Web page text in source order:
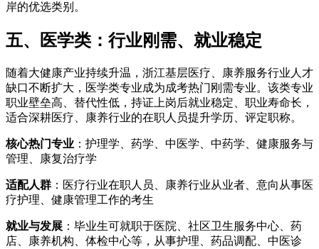
岸的优选类别。
五、医学类：行业刚需、就业稳定
随着大健康产业持续升温，浙江基层医疗、康养服务行业人才
缺口不断扩大，医学类专业成为成考热门刚需专业。该类专业
职业壁垒高、替代性低，持证上岗后就业稳定、职业寿命长，
适合深耕医疗、康养行业的在职人员提升学历、评定职称。
核心热门专业 ：护理学、药学、中医学、中药学、健康服务与
管理、康复治疗学
适配人群 ：医疗行业在职人员、康养行业从业者、意向从事医
疗护理、健康管理工作的考生
就业与发展 ：毕业生可就职于医院、社区卫生服务中心、药
店、康养机构、体检中心等，从事护理、药品调配、中医诊